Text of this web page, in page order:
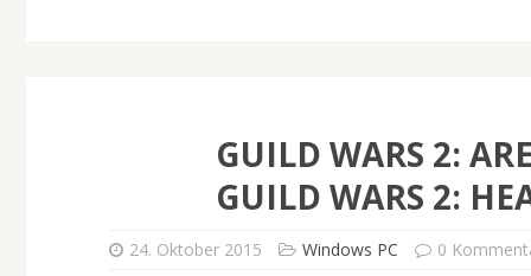
GUILD WARS 2:
GUILD WARS 2:
24. Oktober 2015 Windows PC 0